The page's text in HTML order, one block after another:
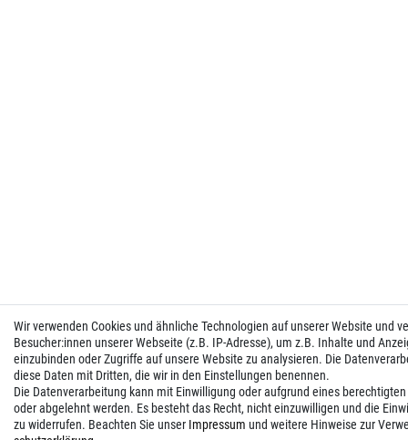
Wir verwenden Cookies und ähnliche Technologien auf unserer Website und
Besucher:innen unserer Webseite (z.B. IP-Adresse), um z.B. Inhalte und
einzubinden oder Zugriffe auf unsere Website zu analysieren. Die
diese Daten mit Dritten, die wir in den Einstellungen benennen.
Die Datenverarbeitung kann mit Einwilligung oder aufgrund eines
oder abgelehnt werden. Es besteht das Recht, nicht einzuwilligen und die
zu widerrufen. Beachten Sie unser Impressum und weitere Hinweise zur